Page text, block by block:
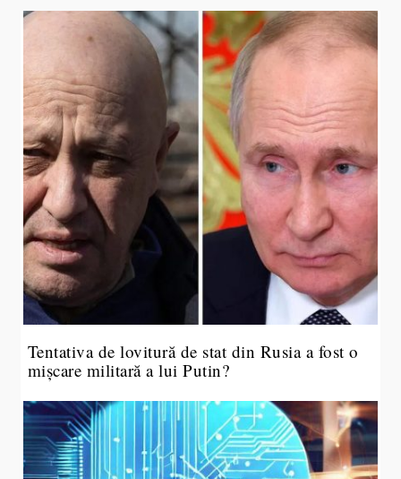
Tentativa de lovitură de stat din Rusia a fost o
mișcare militară a lui Putin?